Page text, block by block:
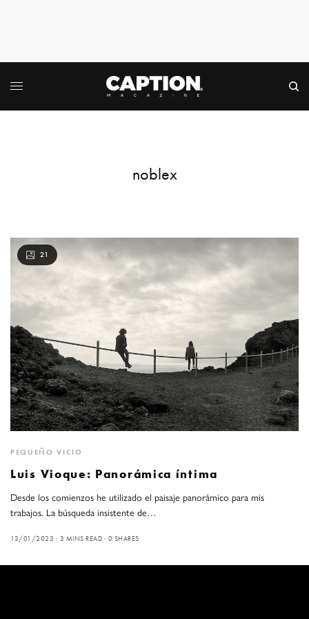
noblex
21
PEQUEÑO VICIO
Luis Vioque: Panorámica íntima
Desde los comienzos he utilizado el paisaje panorámico para mis
trabajos. La búsqueda insistente de…
13/01/2023 3 MINS READ 0 SHARES